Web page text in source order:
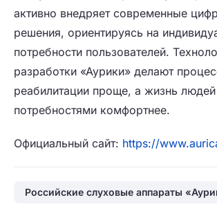
активно внедряет современные
решения, ориентируясь на
потребности пользователей.
разработки «Аурики» делают
реабилитации проще, а жизнь
потребностями комфортнее.
Официальный сайт: https://
Российские слуховые аппараты